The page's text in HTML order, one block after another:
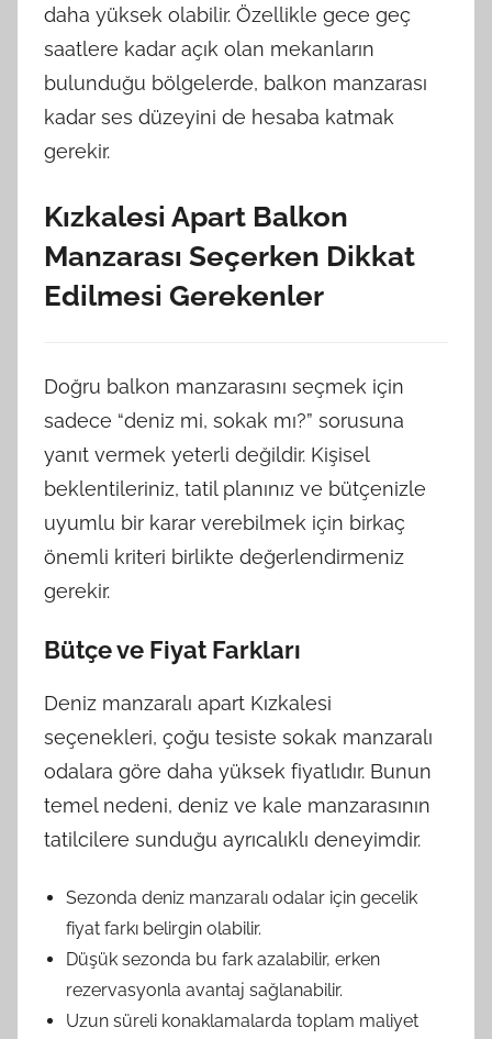
daha yüksek olabilir. Özellikle gece geç
saatlere kadar açık olan mekanların
bulunduğu bölgelerde, balkon manzarası
kadar ses düzeyini de hesaba katmak
gerekir.
Kızkalesi Apart Balkon
Manzarası Seçerken Dikkat
Edilmesi Gerekenler
Doğru balkon manzarasını seçmek için
sadece “deniz mi, sokak mı?” sorusuna
yanıt vermek yeterli değildir. Kişisel
beklentileriniz, tatil planınız ve bütçenizle
uyumlu bir karar verebilmek için birkaç
önemli kriteri birlikte değerlendirmeniz
gerekir.
Bütçe ve Fiyat Farkları
Deniz manzaralı apart Kızkalesi
seçenekleri, çoğu tesiste sokak manzaralı
odalara göre daha yüksek fiyatlıdır. Bunun
temel nedeni, deniz ve kale manzarasının
tatilcilere sunduğu ayrıcalıklı deneyimdir.
Sezonda deniz manzaralı odalar için gecelik
fiyat farkı belirgin olabilir.
Düşük sezonda bu fark azalabilir, erken
rezervasyonla avantaj sağlanabilir.
Uzun süreli konaklamalarda toplam maliyet